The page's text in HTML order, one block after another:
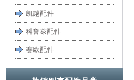
凯越配件
科鲁兹配件
赛欧配件